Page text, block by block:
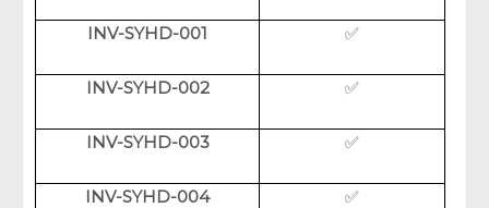
INV-SYHD-001 ✅
INV-SYHD-002 ✅
INV-SYHD-003 ✅
INV-SYHD-004 ✅